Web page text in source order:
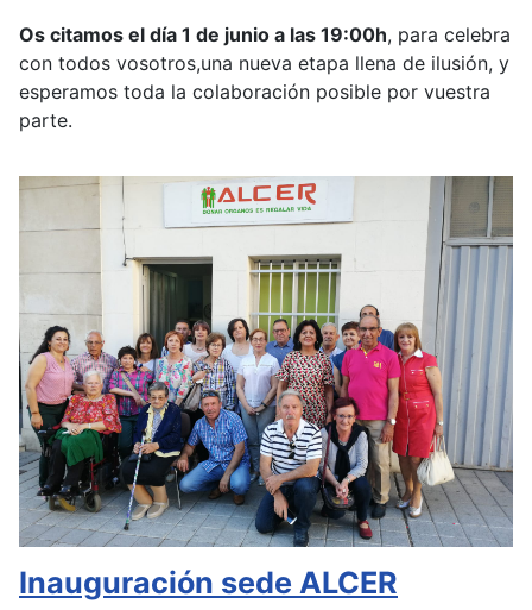
Os citamos el día 1 de junio a las 19:00h, para celebra
con todos vosotros,una nueva etapa llena de ilusión, y
esperamos toda la colaboración posible por vuestra
parte.
Inauguración sede ALCER